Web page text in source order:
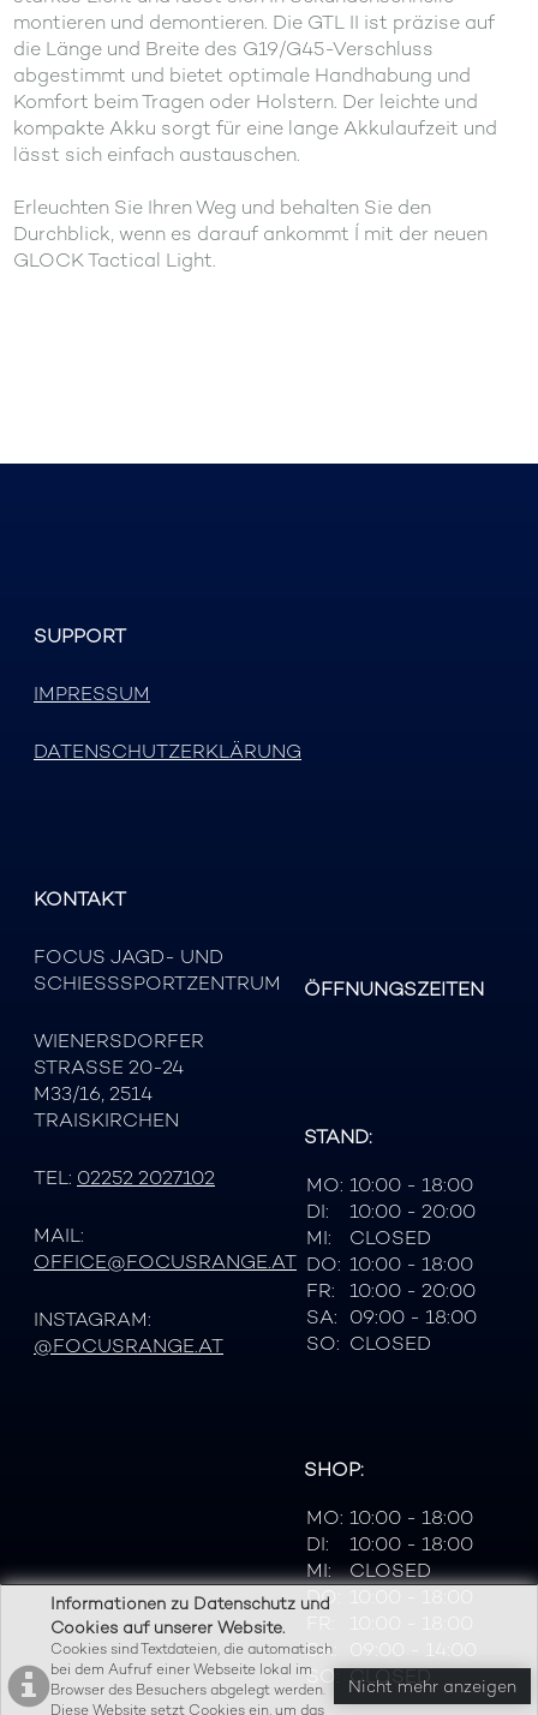
Informationen zu Datenschutz und
Cookies auf unserer Website.
Cookies sind Textdateien, die automatisch
bei dem Aufruf einer Webseite lokal im
Browser des Besuchers abgelegt werden.
Diese Website setzt Cookies ein, um das
Nicht mehr anzeigen
montieren und demontieren. Die GTL II ist präzise auf
die Länge und Breite des G19/G45-Verschluss
abgestimmt und bietet optimale Handhabung und
Komfort beim Tragen oder Holstern. Der leichte und
kompakte Akku sorgt für eine lange Akkulaufzeit und
lässt sich einfach austauschen.
Erleuchten Sie Ihren Weg und behalten Sie den
Durchblick, wenn es darauf ankommt Í mit der neuen
GLOCK Tactical Light.
SUPPORT
IMPRESSUM
DATENSCHUTZERKLÄRUNG
KONTAKT
FOCUS JAGD- UND
SCHIESSSPORTZENTRUM
WIENERSDORFER
STRASSE 20-24
M33/16, 2514
TRAISKIRCHEN
TEL: 02252 2027102
MAIL:
OFFICE@FOCUSRANGE.AT
INSTAGRAM:
@FOCUSRANGE.AT
ÖFFNUNGSZEITEN
STAND:
MO: 10:00 - 18:00
DI:
10:00 - 20:00
MI:
CLOSED
DO: 10:00 - 18:00
FR:
10:00 - 20:00
SA: 09:00 - 18:00
SO: CLOSED
SHOP:
MO: 10:00 - 18:00
DI:
10:00 - 18:00
MI:
CLOSED
DO:
SA:
09:00 - 14:00
SO: CLOSED